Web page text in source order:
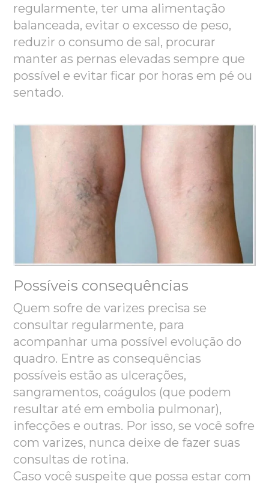
regularmente, ter uma alimentação
balanceada, evitar o excesso de peso,
reduziro consumo de sal, procurar
manter as pernas elevadas sempre que
possível e evitar ficar por horas em pé ou
sentado.
Possíveis consequências
Quem sofre de varizes precisa se
consultar regularmente, para
acompanhar uma possível evolução do
quadro. Entre as consequências
possíveis estão as ulcerações,
sangramentos, coágulos (que podem
resultaraté em embolia pulmonar),
infecções e outras. Por isso, se você sofre
com varizes, nunca deixe de fazer suas
consultas de rotina.
Caso você suspeite que possa estar com